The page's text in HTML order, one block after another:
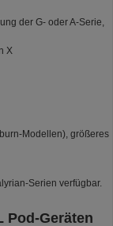
der G- oder A-Serie,
X
Modellen), größeres
Serien verfügbar.
Pod-Geräten